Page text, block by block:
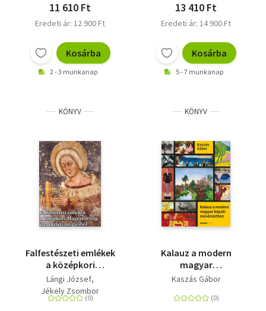
11 610 Ft
Eredeti ár: 12 900 Ft
Kosárba
2 - 3 munkanap
13 410 Ft
Eredeti ár: 14 900 Ft
Kosárba
5 - 7 munkanap
KÖNYV
Falfestészeti emlékek
a középkori
Magyarország
északkeleti megyéiből
Lángi József
Jékely Zsombor
KÖNYV
Kalauz a modern
magyar
képzőművészethez
Kaszás Gábor